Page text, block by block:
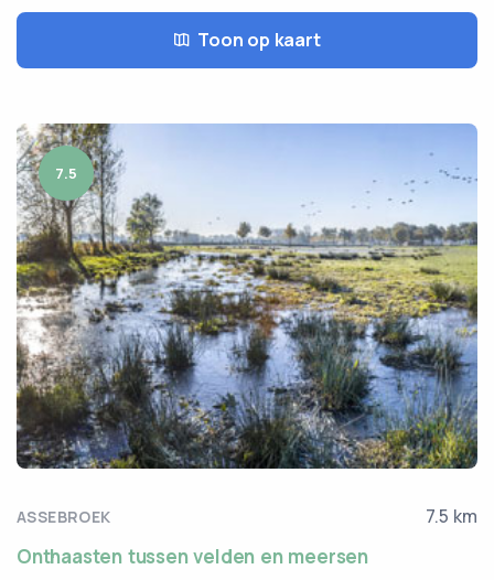
Toon op kaart
7.5
ASSEBROEK 7.5 km
Onthaasten tussen velden en meersen